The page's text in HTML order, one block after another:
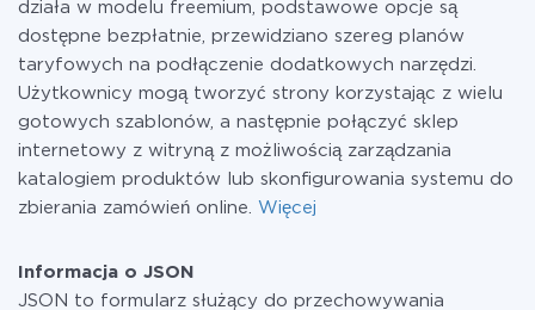
działa w modelu freemium, podstawowe opcje są
dostępne bezpłatnie, przewidziano szereg planów
taryfowych na podłączenie dodatkowych narzędzi.
Użytkownicy mogą tworzyć strony korzystając z wielu
gotowych szablonów, a następnie połączyć sklep
internetowy z witryną z możliwością zarządzania
katalogiem produktów lub skonfigurowania systemu do
zbierania zamówień online. Więcej
Informacja o JSON
JSON to formularz służący do przechowywania